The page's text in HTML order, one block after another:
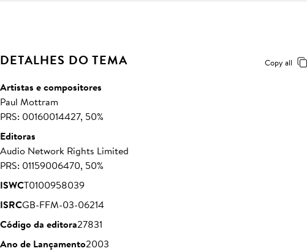
DETALHES DO TEMA Copy all
Artistas e compositores
Paul Mottram
PRS: 00160014427, 50%
Editoras
Audio Network Rights Limited
PRS: 01159006470, 50%
ISWCT0100958039
ISRCGB-FFM-03-06214
Código da editora27831
Ano de Lançamento2003